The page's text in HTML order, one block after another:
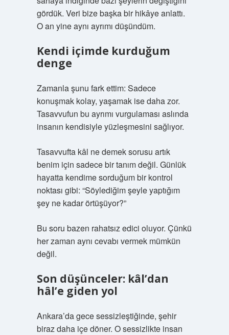
gördük. Veri bize başka bir hikâye anlattı.
O an yine aynı ayrımı düşündüm.
Kendi içimde kurduğum
denge
Zamanla şunu fark ettim: Sadece
konuşmak kolay, yaşamak ise daha zor.
Tasavvufun bu ayrımı vurgulaması aslında
insanın kendisiyle yüzleşmesini sağlıyor.
Tasavvufta kâl ne demek sorusu artık
benim için sadece bir tanım değil. Günlük
hayatta kendime sorduğum bir kontrol
noktası gibi: “Söylediğim şeyle yaptığım
şey ne kadar örtüşüyor?”
Bu soru bazen rahatsız edici oluyor. Çünkü
her zaman aynı cevabı vermek mümkün
değil.
Son düşünceler: kâl’dan
hâl’e giden yol
Ankara’da gece sessizleştiğinde, şehir
biraz daha içe döner. O sessizlikte insan